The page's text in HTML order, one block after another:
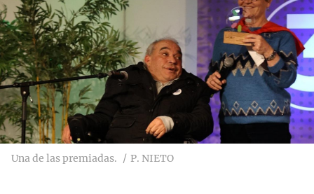
Una de las premiadas. P. NIETO